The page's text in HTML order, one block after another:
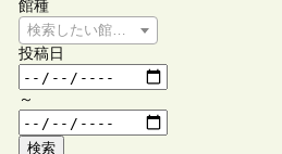
館種
検索したい館種を選択してください
投稿日
～
検索